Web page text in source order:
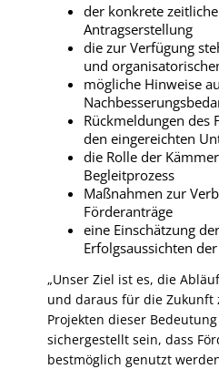
der konkrete
Antragserstellung
die zur Verfügung
und
mögliche Hinweise
Rückmeldungen des
den eingereichten
die Rolle der
Begleitprozess
Maßnahmen zur
Förderanträge
eine Einschätzung
Erfolgsaussichten
„Unser Ziel ist es, die
und daraus für die Zukunft
Projekten dieser
sichergestellt sein, dass
bestmöglich genutzt